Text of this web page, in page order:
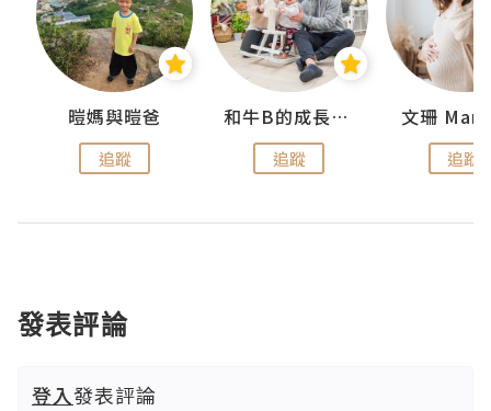
暟媽與暟爸
追蹤
和牛B的成長日記
追蹤
文珊
追蹤
發表評論
登入發表評論